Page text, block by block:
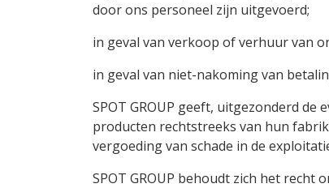
door ons personeel zijn uitgevoerd;
in geval van verkoop of verhuur van
in geval van niet-nakoming van
SPOT GROUP geeft, uitgezonderd
producten rechtstreeks van hun
vergoeding van schade in de
SPOT GROUP behoudt zich het